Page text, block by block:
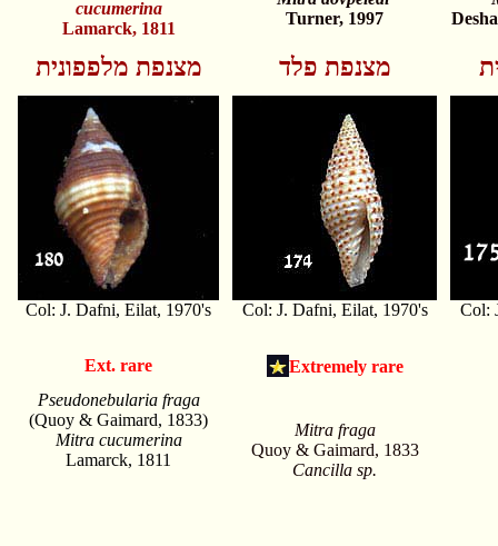
cucumerina
Lamarck, 1811
Turner, 1997
מצנפת מלפפונית מצנפת פלד
Col: J. Dafni, Eilat, 1970's Col: J. Dafni, Eilat, 1970's Col:
Ext. rare
Extremely rare
Pseudonebularia fraga
(Quoy & Gaimard, 1833)
Mitra cucumerina
Lamarck, 1811
Mitra fraga
Quoy & Gaimard, 1833
Cancilla sp.